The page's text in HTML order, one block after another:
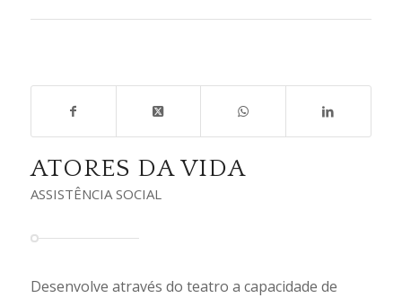
ATORES DA VIDA
ASSISTÊNCIA SOCIAL
Desenvolve através do teatro a capacidade de